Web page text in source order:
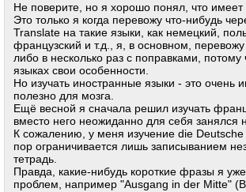
Не поверите, но я хорошо понял, что имеет
Это только я когда перевожу что-нибудь
Translate на такие языки, как немецкий,
французский и т.д., я, в основном, перевожу
либо в несколько раз с поправками, потому
языках свои особенности.
Но изучать иностранные языки - это очень
полезно для мозга.
Ещё весной я сначала решил изучать
вместо него неожиданно для себя занялся
К сожалению, у меня изучение die
пор ограничивается лишь записыванием
тетрадь.
Правда, какие-нибудь короткие фразы я
проблем, например "Ausgang in der Mitte"